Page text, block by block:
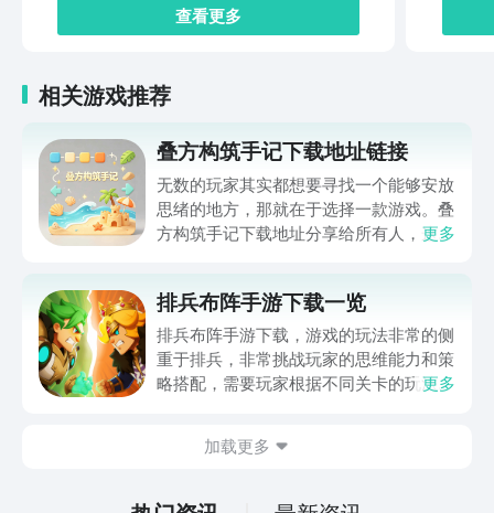
查看更多
相关游戏推荐
叠方构筑手记下载地址链接
无数的玩家其实都想要寻找一个能够安放
思绪的地方，那就在于选择一款游戏。叠
方构筑手记下载地址分享给所有人，这一
情。如果大家想要下载这款游戏，其实方
法很简单，通过以下的链接即可先来看一
下游戏的主要乐趣吧。
更多
排兵布阵手游下载一览
排兵布阵手游下载，游戏的玩法非常的侧
重于排兵，非常挑战玩家的思维能力和策
略搭配，需要玩家根据不同关卡的玩法设
一种士兵都有自己独特的技能，及运用的
急切的想要连接，现在，就和小编一起来
更多
加载更多